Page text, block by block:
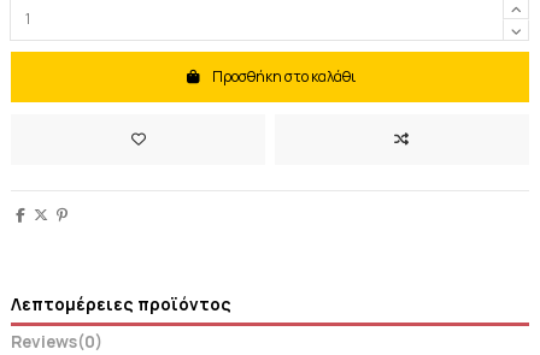
Προσθήκη στο καλάθι
Λεπτομέρειες προϊόντος
Reviews(0)